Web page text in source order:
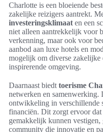
Charlotte is een bloeiende
zakelijke reizigers aantrekt.
investeringsklimaat en een
niet alleen aantrekkelijk voor
verkenning, maar ook voor
aanbod aan luxe hotels en
mogelijk om diverse zakelijke
inspirerende omgeving.
Daarnaast biedt toerisme
netwerken en samenwerking.
ontwikkeling in verschillende
financiën. Dit zorgt ervoor
gemakkelijk kunnen vestigen,
community die innovatie en